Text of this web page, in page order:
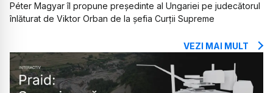
Péter Magyar îl propune președinte al Ungariei pe judecătorul
înlăturat de Viktor Orban de la șefia Curții Supreme
VEZI MAI MULT